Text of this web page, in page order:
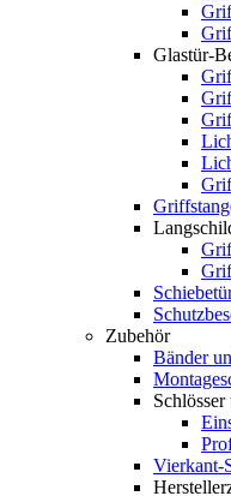
Glastür-
Zubehör
Bänder
Vierkant-